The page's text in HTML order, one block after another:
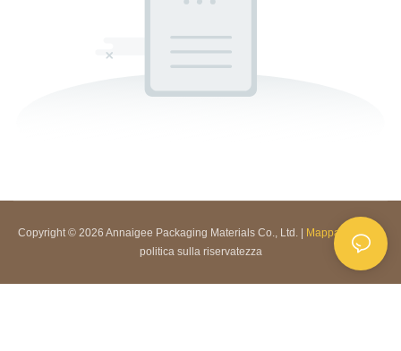
Copyright © 2026 Annaigee Packaging Materials Co., Ltd. | Mappa del sito
|
politica sulla riservatezza